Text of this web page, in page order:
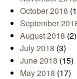
October 2018
September
August 2018 (2)
July 2018 (3)
June 2018 (15)
May 2018 (17)